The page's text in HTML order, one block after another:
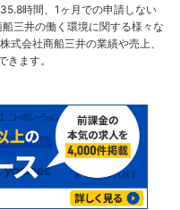
時間、1ヶ月での申請しない
三井の働く環境に関する様々な
式会社商船三井の業績や売上、
ます。